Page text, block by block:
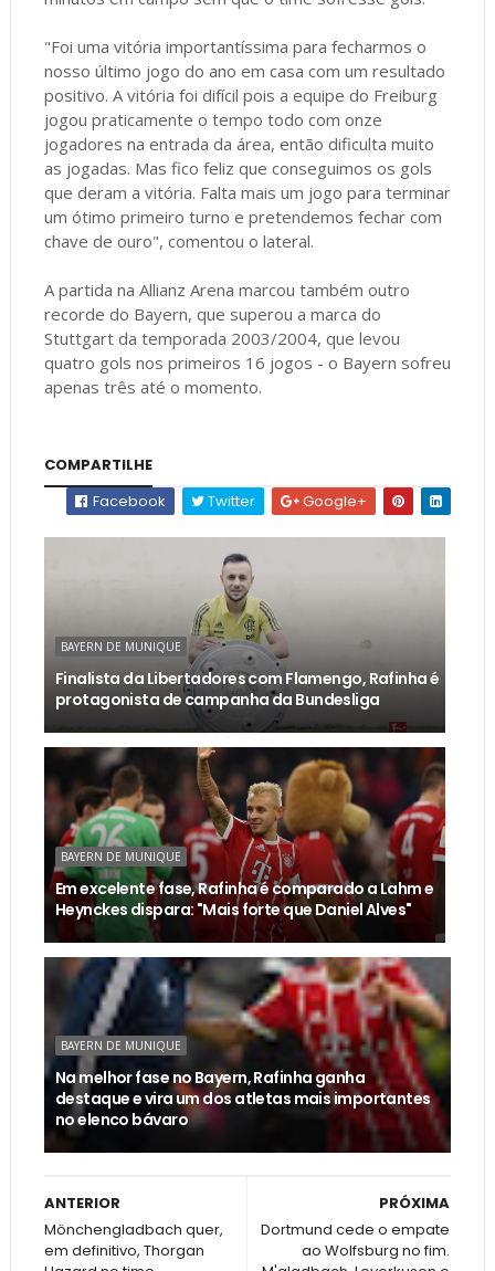
"Foi uma vitória importantíssima para fecharmos o
nosso último jogo do ano em casa com um resultado
positivo. A vitória foi difícil pois a equipe do Freiburg
jogou praticamente o tempo todo com onze
jogadores na entrada da área, então dificulta muito
as jogadas. Mas fico feliz que conseguimos os gols
que deram a vitória. Falta mais um jogo para terminar
um ótimo primeiro turno e pretendemos fechar com
chave de ouro", comentou o lateral.
A partida na Allianz Arena marcou também outro
recorde do Bayern, que superou a marca do
Stuttgart da temporada 2003/2004, que levou
quatro gols nos primeiros 16 jogos - o Bayern sofreu
apenas três até o momento.
COMPARTILHE
Facebook
Twitter Google+
BAYERN DE MUNIQUE
Finalista da Libertadores com Flamengo, Rafinha é
protagonista de campanha da Bundesliga
BAYERN DE MUNIQUE
Em excelente fase, Rafinha é comparado a Lahm e
Heynckes dispara: "Mais forte que Daniel Alves"
BAYERN DE MUNIQUE
Na melhor fase no Bayern, Rafinha ganha
destaque e vira um dos atletas mais importantes
no elenco bávaro
PRÓXIMA
Dortmund cede o empate
ao Wolfsburg no fim.
ANTERIOR
Mönchengladbach quer,
em definitivo, Thorgan